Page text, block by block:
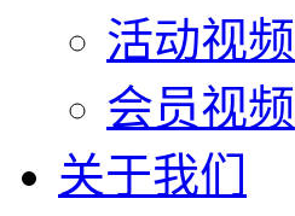
活动视频
会员视频
关于我们